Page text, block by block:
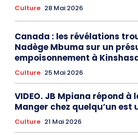
Culture 28 Mai 2026
Canada : les révélations
Nadège Mbuma sur un
empoisonnement à
Culture 25 Mai 2026
VIDEO. JB Mpiana répond à
Manger chez quelqu’un est
Culture 21 Mai 2026